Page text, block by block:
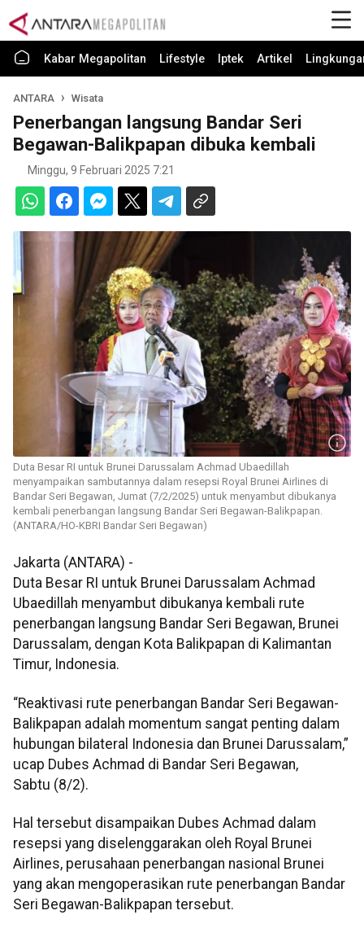
Kabar Megapolitan Lifestyle Iptek Artikel
ANTARA Wisata
Penerbangan langsung Bandar Seri
Begawan-Balikpapan dibuka kembali
Minggu, 9 Februari 2025 7:21
Duta Besar RI untuk Brunei Darussalam Achmad Ubaedillah
menyampaikan sambutannya dalam resepsi Royal Brunei Airlines di
Bandar Seri Begawan, Jumat (7/2/2025) untuk menyambut dibukanya
kembali penerbangan langsung Bandar Seri Begawan-Balikpapan.
(ANTARA/HO-KBRI Bandar Seri Begawan)
Jakarta (ANTARA) -
Duta Besar RI untuk Brunei Darussalam Achmad
Ubaedillah menyambut dibukanya kembali rute
penerbangan langsung Bandar Seri Begawan, Brunei
Darussalam, dengan Kota Balikpapan di Kalimantan
Timur, Indonesia.
“Reaktivasi rute penerbangan Bandar Seri Begawan-
Balikpapan adalah momentum sangat penting dalam
hubungan bilateral Indonesia dan Brunei Darussalam,”
ucap Dubes Achmad di Bandar Seri Begawan,
Sabtu (8/2).
Hal tersebut disampaikan Dubes Achmad dalam
resepsi yang diselenggarakan oleh Royal Brunei
Airlines, perusahaan penerbangan nasional Brunei
yang akan mengoperasikan rute penerbangan Bandar
Seri Begawan-Balikpapan tersebut.